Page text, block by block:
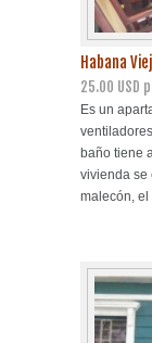
Habana
25.00 USD
Es un
baño tiene
vivienda se
malecón,